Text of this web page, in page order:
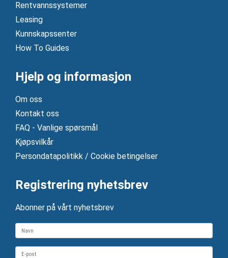
Rentvannssystemer
Leasing
Kunnskapssenter
How To Guides
Hjelp og informasjon
Om oss
Kontakt oss
FAQ - Vanlige spørsmål
Kjøpsvilkår
Persondatapolitikk / Cookie betingelser
Registrering nyhetsbrev
Abonner på vårt nyhetsbrev